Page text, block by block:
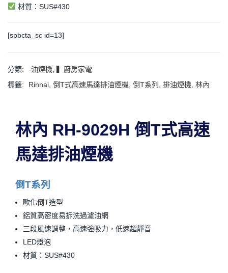
材質：SUS#430
[spbcta_sc id=13]
分類: -油煙機
▍廚房家電
標籤:
Rinnai 倒T式高速馬達排油煙機 倒T系列 排油煙機 林內
林內 RH-9029H 倒T式高速
馬達排油煙機
倒T系列
歐化倒T造型
鋁質高密度易拆洗過濾油網
三段風速調整，高速強吸力，低速超靜音
LED燈泡
材質：SUS#430